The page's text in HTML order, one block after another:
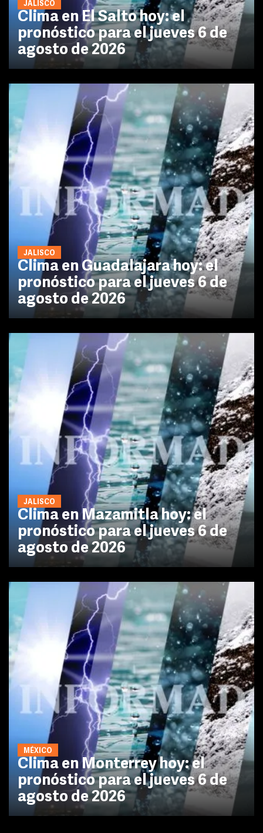
JALISCO
Clima en El Salto hoy: el
pronóstico para el jueves 6 de
agosto de 2026
JALISCO
Clima en Guadalajara hoy: el
pronóstico para el jueves 6 de
agosto de 2026
JALISCO
Clima en Mazamitla hoy: el
pronóstico para el jueves 6 de
agosto de 2026
MÉXICO
Clima en Monterrey hoy: el
pronóstico para el jueves 6 de
agosto de 2026